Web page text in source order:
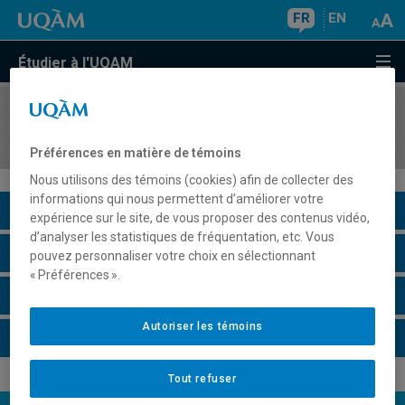
FR EN
Étudier à l'UQAM
COURS//
Description du cours
Horaire - Été 2026
Préférences en matière de témoins
Nous utilisons des témoins (cookies) afin de collecter des
informations qui nous permettent d’améliorer votre
expérience sur le site, de vous proposer des contenus vidéo,
d’analyser les statistiques de fréquentation, etc. Vous
pouvez personnaliser votre choix en sélectionnant
« Préférences ».
Tout refuser
Autoriser les témoins